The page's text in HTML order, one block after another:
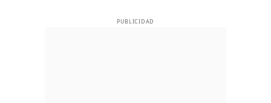
PUBLICIDAD